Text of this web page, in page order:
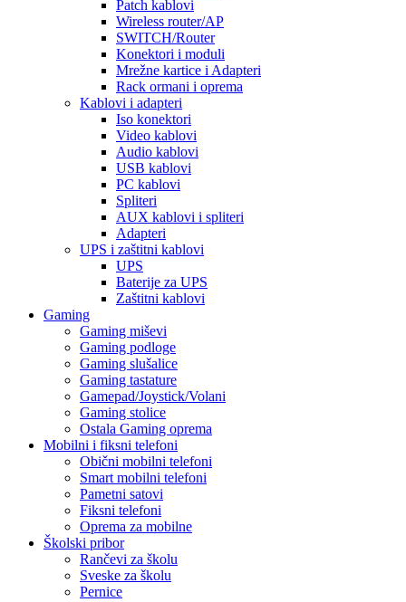
Patch kablovi
Wireless router/AP
SWITCH/Router
Konektori i moduli
Mrežne kartice i Adapteri
Rack ormani i oprema
Kablovi i adapteri
Iso konektori
Video kablovi
Audio kablovi
USB kablovi
PC kablovi
Spliteri
AUX kablovi i spliteri
Adapteri
UPS i zaštitni kablovi
UPS
Baterije za UPS
Zaštitni kablovi
Gaming
Gaming miševi
Gaming podloge
Gaming slušalice
Gaming tastature
Gamepad/Joystick/Volani
Gaming stolice
Ostala Gaming oprema
Mobilni i fiksni telefoni
Obični mobilni telefoni
Smart mobilni telefoni
Pametni satovi
Fiksni telefoni
Oprema za mobilne
Školski pribor
Rančevi za školu
Sveske za školu
Pernice